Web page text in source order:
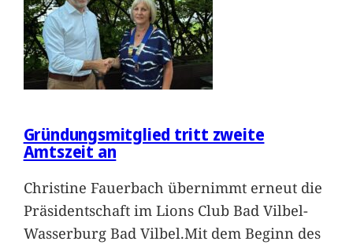
Gründungsmitglied tritt zweite
Amtszeit an
Christine Fauerbach übernimmt erneut die
Präsidentschaft im Lions Club Bad Vilbel-
Wasserburg Bad Vilbel.Mit dem Beginn des